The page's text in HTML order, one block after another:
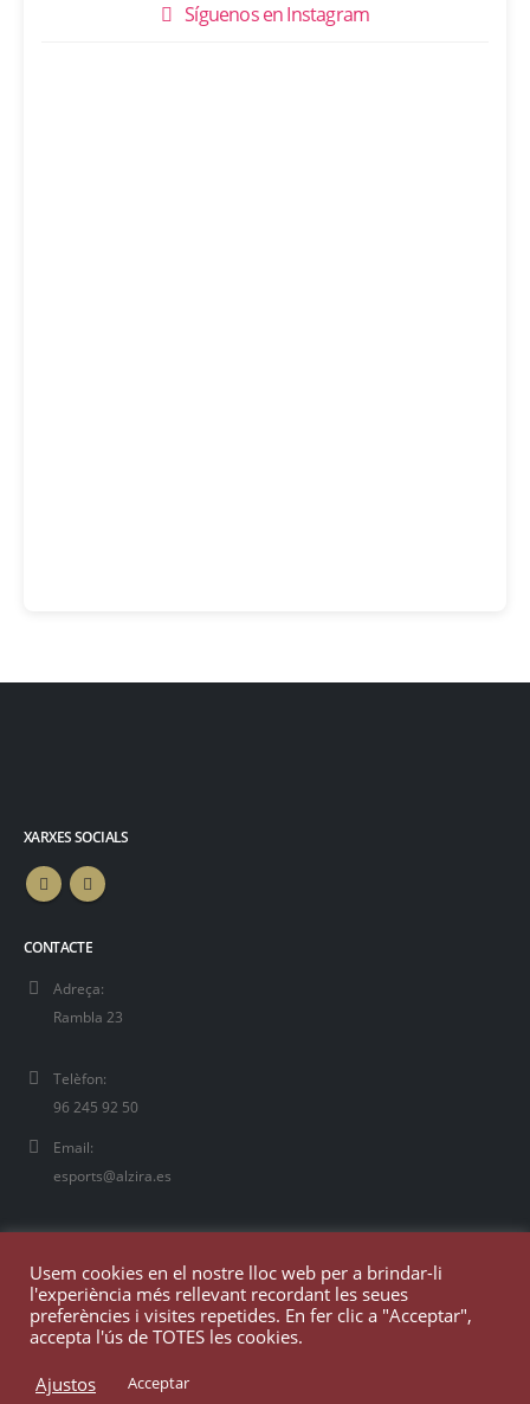
Síguenos en Instagram
XARXES SOCIALS
CONTACTE
Adreça:
Rambla 23
Telèfon:
96 245 92 50
Email:
esports@alzira.es
© Copyright 2025. Todos los derechos reservados
Usem cookies en el nostre lloc web per a brindar-li
l'experiència més rellevant recordant les seues
preferències i visites repetides. En fer clic a "Acceptar",
accepta l'ús de TOTES les cookies.
Ajustos
Acceptar